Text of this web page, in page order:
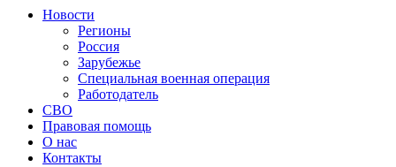
Новости
Регионы
Россия
Зарубежье
Специальная военная операция
Работодатель
СВО
Правовая помощь
О нас
Контакты